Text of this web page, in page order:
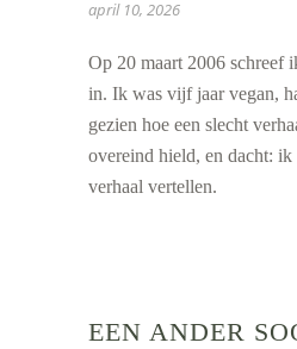
april 10, 2026
Op 20 maart 2006 schreef
in. Ik was vijf jaar vegan,
gezien hoe een slecht
overeind hield, en dacht: ik
verhaal vertellen.
EEN ANDER